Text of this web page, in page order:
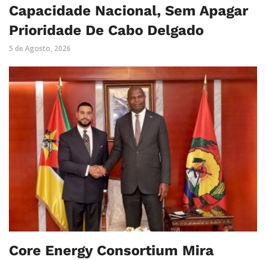
Capacidade Nacional, Sem Apagar
Prioridade De Cabo Delgado
5 de Agosto, 2026
Core Energy Consortium Mira